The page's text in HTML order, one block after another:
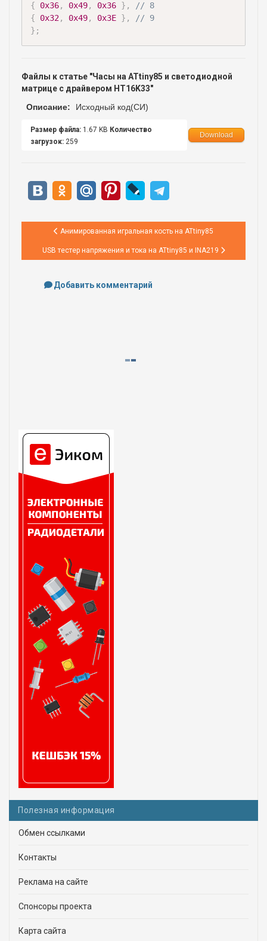
{
0x36, 0x49, 0x36 } ,
// 8
{
0x32, 0x49, 0x3E } ,
// 9
} ;
Файлы к статье "Часы на ATtiny85 и светодиодной
матрице с драйвером HT16K33"
Описание:
Исходный код(СИ)
Размер файла: 1.67 KB Количество
загрузок: 259
Download
Предыдущий: Анимированная игральная кость на ATtiny85
Анимированная игральная кость на ATtiny85
Следующий: USB тестер напряжения и тока на ATtiny85 и INA219
USB тестер напряжения и тока на ATtiny85 и INA219
Добавить комментарий
Полезная информация
Обмен ссылками
Контакты
Реклама на сайте
Спонсоры проекта
Карта сайта